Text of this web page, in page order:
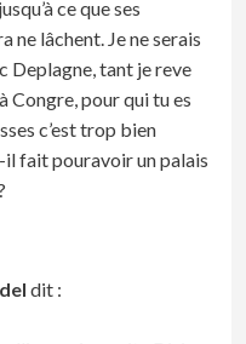
ce que ses
ne lâchent. Je ne serais
Deplagne, tant je reve
Congre, pour qui tu es
c’est trop bien
fait pouravoir un palais
dit :